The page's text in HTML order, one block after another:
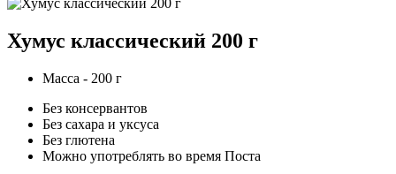
Хумус классический 200 г
Масса - 200 г
Без консервантов
Без сахара и уксуса
Без глютена
Можно употреблять во время Поста